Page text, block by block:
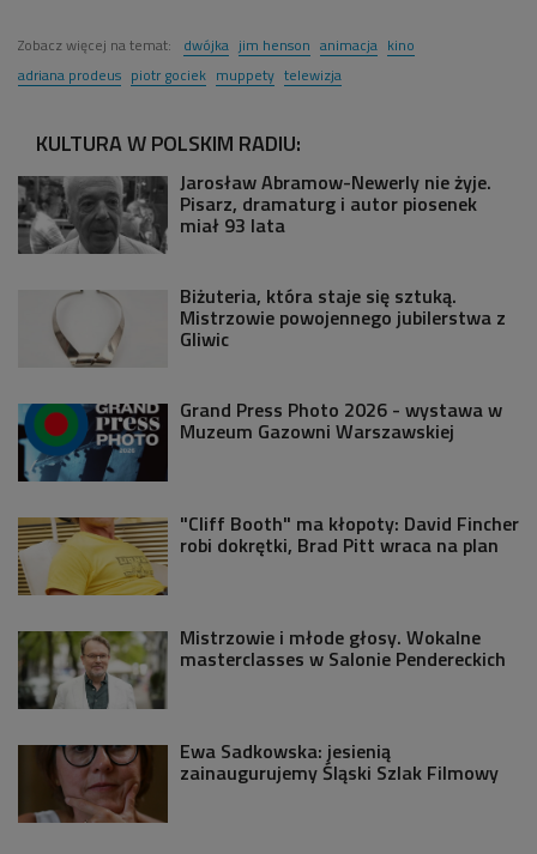
Zobacz więcej na temat: dwójka jim henson animacja kino
adriana prodeus piotr gociek muppety telewizja
KULTURA W POLSKIM RADIU:
Jarosław Abramow-Newerly nie żyje.
Pisarz, dramaturg i autor piosenek
miał 93 lata
Biżuteria, która staje się sztuką.
Mistrzowie powojennego jubilerstwa z
Gliwic
Grand Press Photo 2026 - wystawa w
Muzeum Gazowni Warszawskiej
"Cliff Booth" ma kłopoty: David Fincher
robi dokrętki, Brad Pitt wraca na plan
Mistrzowie i młode głosy. Wokalne
masterclasses w Salonie Pendereckich
Ewa Sadkowska: jesienią
zainaugurujemy Śląski Szlak Filmowy